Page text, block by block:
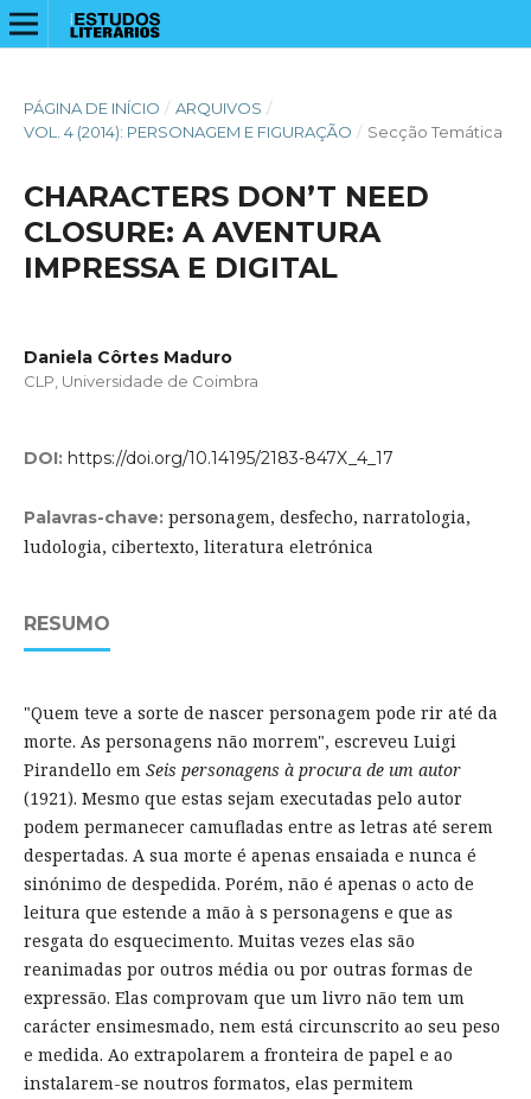
PÁGINA DE INÍCIO / ARQUIVOS /
VOL. 4 (2014): PERSONAGEM E FIGURAÇÃO / Secção Temática
CHARACTERS DON’T NEED
CLOSURE: A AVENTURA
IMPRESSA E DIGITAL
Daniela Côrtes Maduro
CLP, Universidade de Coimbra
DOI: https://doi.org/10.14195/2183-847X_4_17
Palavras-chave: personagem, desfecho, narratologia,
ludologia, cibertexto, literatura eletrónica
RESUMO
"Quem teve a sorte de nascer personagem pode rir até da
morte. As personagens não morrem", escreveu Luigi
Pirandello em Seis personagens à procura de um autor
(1921). Mesmo que estas sejam executadas pelo autor
podem permanecer camufladas entre as letras até serem
despertadas. A sua morte é apenas ensaiada e nunca é
sinónimo de despedida. Porém, não é apenas o acto de
leitura que estende a mão à s personagens e que as
resgata do esquecimento. Muitas vezes elas são
reanimadas por outros média ou por outras formas de
expressão. Elas comprovam que um livro não tem um
carácter ensimesmado, nem está circunscrito ao seu peso
e medida. Ao extrapolarem a fronteira de papel e ao
instalarem-se noutros formatos, elas permitem